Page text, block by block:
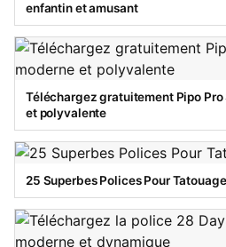
enfantin et amusant
Téléchargez gratuitement Pipo
et polyvalente
25 Superbes Polices Pour